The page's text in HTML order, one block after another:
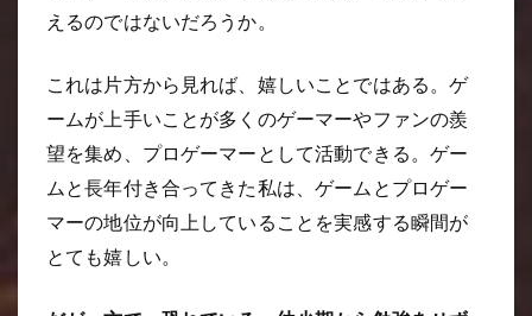
えるのではないだろうか。
これは片方から見れば、嬉しいことではある。ゲ
ームが上手いことが多くのゲーマーやファンの羨
望を集め、プロゲーマーとして活動できる。ゲー
ムと長年付き合ってきた私は、ゲームとプロゲー
マーの地位が向上していることを実感する瞬間が
とても嬉しい。